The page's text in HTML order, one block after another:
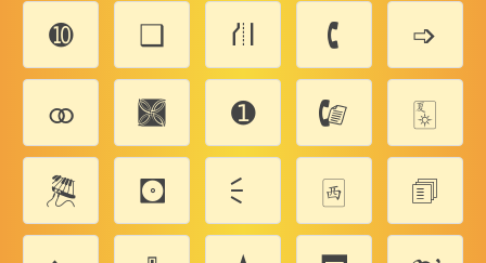
➓
❑ ⛙ 🕻
➩
⚭
🙩 ➊ 🕼
🀧
🎘
🖸 🗧 🀂
🗊